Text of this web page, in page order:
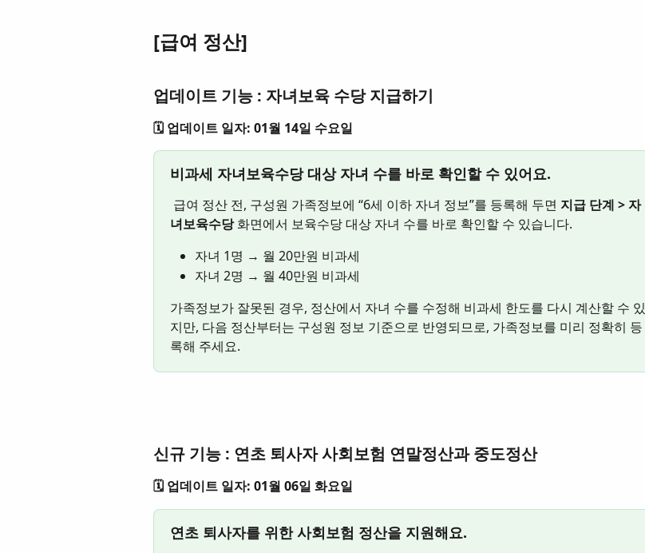
[급여 정산]
업데이트 기능 : 자녀보육 수당 지급하기
🗓️ 업데이트 일자: 01월 14일 수요일
비과세 자녀보육수당 대상 자녀 수를 바로 확인할 수 있어요.
급여 정산 전, 구성원 가족정보에 “6세 이하 자녀 정보”를 등록해 두면 지급 단계 > 자
녀보육수당 화면에서 보육수당 대상 자녀 수를 바로 확인할 수 있습니다.
자녀 1명 → 월 20만원 비과세
자녀 2명 → 월 40만원 비과세
가족정보가 잘못된 경우, 정산에서 자녀 수를 수정해 비과세 한도를 다시 계산할 수 있
지만, 다음 정산부터는 구성원 정보 기준으로 반영되므로, 가족정보를 미리 정확히 등
록해 주세요.
신규 기능 : 연초 퇴사자 사회보험 연말정산과 중도정산
🗓️ 업데이트 일자: 01월 06일 화요일
연초 퇴사자를 위한 사회보험 정산을 지원해요.